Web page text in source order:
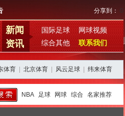
分享到： 0
新闻
资讯
国际足球
网球视频
综合其他
联系我们
体育 北京体育 风云足球 纬来体育
从亚特兰大到新球队，加拉尔萨的转会之路
NBA 足球 网球 综合 名家推荐